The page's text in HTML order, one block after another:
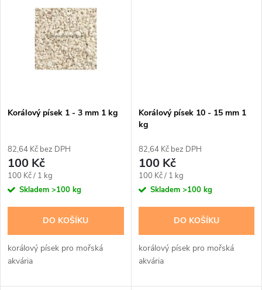
Korálový písek 1 - 3 mm 1 kg
82,64 Kč bez DPH
100 Kč
Měrná
cena:
100 Kč / 1 kg
Skladem >100 kg
DO KOŠÍKU
korálový písek pro mořská
akvária
Korálový písek 10 - 15 mm 1
kg
82,64 Kč bez DPH
100 Kč
Měrná
cena:
100 Kč / 1 kg
Skladem >100 kg
DO KOŠÍKU
korálový písek pro mořská
akvária